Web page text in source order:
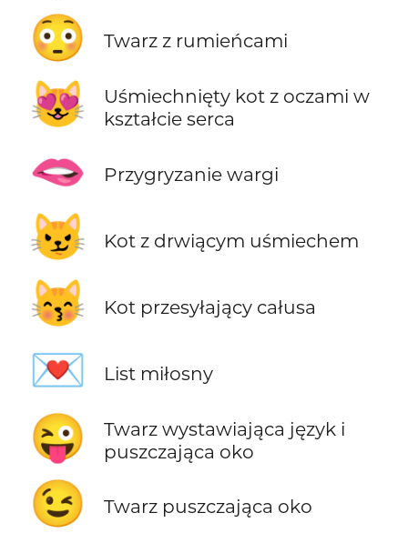
😳 Twarz z rumieńcami
😻
Uśmiechnięty kot z oczami w
kształcie serca
🫦 Przygryzanie wargi
😼 Kot z drwiącym uśmiechem
😽 Kot przesyłający całusa
💌 List miłosny
😜
Twarz wystawiająca język i
puszczająca oko
😉 Twarz puszczająca oko